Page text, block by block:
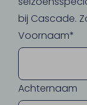
bij Cascade.
Voornaam*
Achternaam